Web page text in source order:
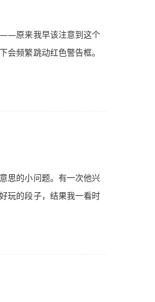
——原来我早该注意到这个
会频繁跳动红色警告框。
思的小问题。有一次他兴
玩的段子，结果我一看时